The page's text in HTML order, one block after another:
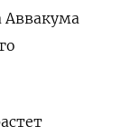
Аввакума